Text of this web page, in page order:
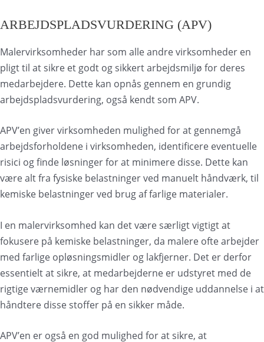
ARBEJDSPLADSVURDERING (APV)
Malervirksomheder har som alle andre virksomheder en
pligt til at sikre et godt og sikkert arbejdsmiljø for deres
medarbejdere. Dette kan opnås gennem en grundig
arbejdspladsvurdering, også kendt som APV.
APV’en giver virksomheden mulighed for at gennemgå
arbejdsforholdene i virksomheden, identificere eventuelle
risici og finde løsninger for at minimere disse. Dette kan
være alt fra fysiske belastninger ved manuelt håndværk, til
kemiske belastninger ved brug af farlige materialer.
I en malervirksomhed kan det være særligt vigtigt at
fokusere på kemiske belastninger, da malere ofte arbejder
med farlige opløsningsmidler og lakfjerner. Det er derfor
essentielt at sikre, at medarbejderne er udstyret med de
rigtige værnemidler og har den nødvendige uddannelse i at
håndtere disse stoffer på en sikker måde.
APV’en er også en god mulighed for at sikre, at